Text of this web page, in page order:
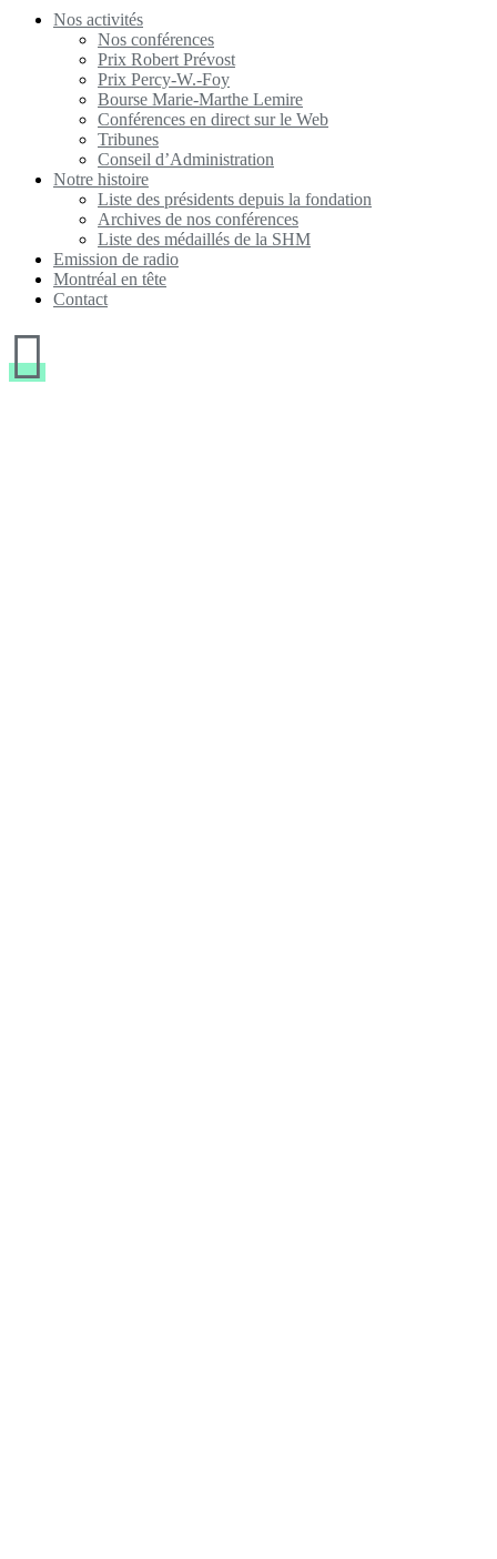
Nos activités
Nos conférences
Prix Robert Prévost
Prix Percy-W.-Foy
Bourse Marie-Marthe Lemire
Conférences en direct sur le Web
Tribunes
Conseil d’Administration
Notre histoire
Liste des présidents depuis la fondation
Archives de nos conférences
Liste des médaillés de la SHM
Emission de radio
Montréal en tête
Contact